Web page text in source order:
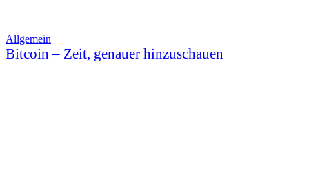
Allgemein
Bitcoin – Zeit, genauer hinzuschauen